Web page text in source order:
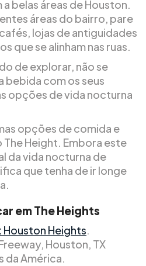
belas áreas de Houston.
áreas do bairro, pare
lojas de antiguidades
que se alinham nas ruas.
de explorar, não se
bebida com os seus
opções de vida nocturna
opções de comida e
Height. Embora este
da vida nocturna de
que tenha de ir longe
em The Heights
Heights.
Houston, TX
da América.